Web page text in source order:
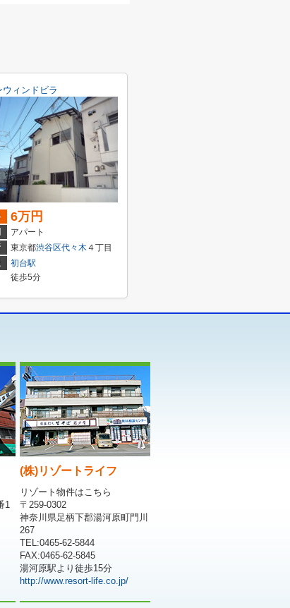
ウィンドビラ
6万円
アパート
東京都渋谷区代々木 ４丁目
初台駅
徒歩5分
1
(株)リゾートライフ
リゾート物件はこちら
〒259-0302
神奈川県足柄下郡湯河原町門川
267
TEL:0465-62-5844
FAX:0465-62-5845
湯河原駅より徒歩15分
http://www.resort-life.co.jp/